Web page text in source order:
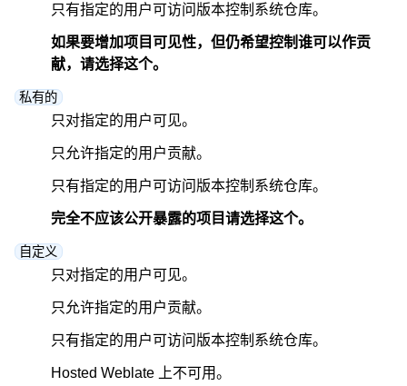
只有指定的用户可访问版本控制系统仓库。
如果要增加项目可见性，但仍希望控制谁可以作贡
献，请选择这个。
私有的
只对指定的用户可见。
只允许指定的用户贡献。
只有指定的用户可访问版本控制系统仓库。
完全不应该公开暴露的项目请选择这个。
自定义
只对指定的用户可见。
只允许指定的用户贡献。
只有指定的用户可访问版本控制系统仓库。
Hosted Weblate 上不可用。